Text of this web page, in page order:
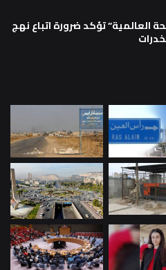
العالمية” تؤكد ضرورة اتباع نهج